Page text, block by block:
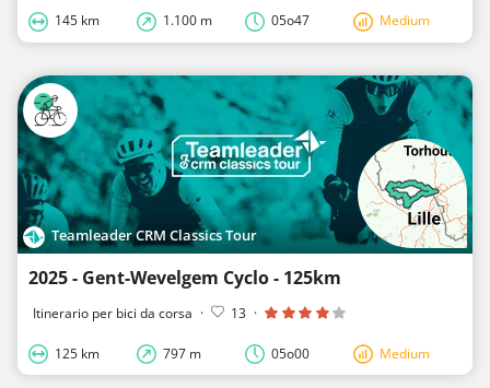
145 km 1.100 m 05o47 Medium
Teamleader CRM Classics Tour
2025 - Gent-Wevelgem Cyclo - 125km
Itinerario per bici da corsa · 13 ·
125 km 797 m 05o00 Medium